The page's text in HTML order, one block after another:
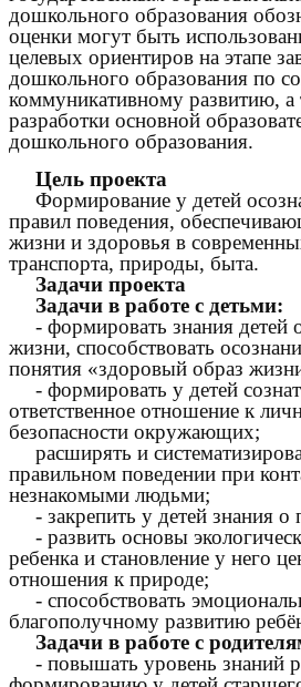
дошкольного образования
оценки могут быть
целевых ориентиров на этапе
дошкольного образования по
коммуникативному развитию, а
разработки основной
дошкольного образования.
Цель проекта
Формирование у детей
правил поведения,
жизни и здоровья в
транспорта, природы, быта.
Задачи проекта
Задачи в работе с детьми:
- формировать знания детей
жизни, способствовать
понятия «здоровый образ
- формировать у детей
ответственное отношение к
безопасности окружающих;
расширять и
правильном поведении при
незнакомыми людьми;
- закрепить у детей знания о
- развить основы
ребенка и становление у него
отношения к природе;
- способствовать
благополучному развитию
Задачи в работе с
- повышать уровень знаний